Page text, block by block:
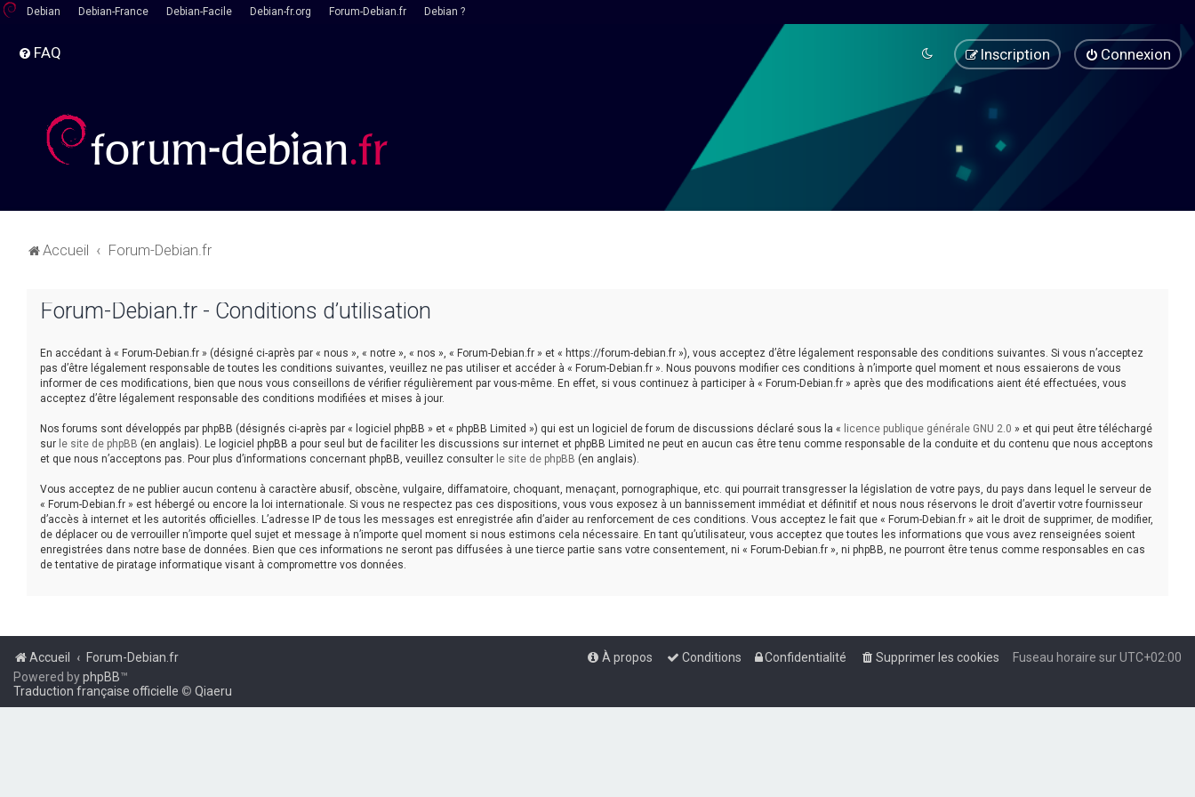
Debian Debian-France Debian-Facile Debian-fr.org Forum-Debian.fr Debian ?
FAQ Connexion
Inscription
Accueil Forum-Debian.fr
Forum-Debian.fr - Conditions d’utilisation
En accédant à « Forum-Debian.fr » (désigné ci-après par « nous », « notre », « nos », « Forum-Debian.fr » et « https://forum-debian.fr »), vous acceptez d’être légalement responsable des conditions suivantes. Si vous n’acceptez
pas d’être légalement responsable de toutes les conditions suivantes, veuillez ne pas utiliser et accéder à « Forum-Debian.fr ». Nous pouvons modifier ces conditions à n’importe quel moment et nous essaierons de vous
informer de ces modifications, bien que nous vous conseillons de vérifier régulièrement par vous-même. En effet, si vous continuez à participer à « Forum-Debian.fr » après que des modifications aient été effectuées, vous
acceptez d’être légalement responsable des conditions modifiées et mises à jour.
Nos forums sont développés par phpBB (désignés ci-après par « logiciel phpBB » et « phpBB Limited ») qui est un logiciel de forum de discussions déclaré sous la « licence publique générale GNU 2.0 » et qui peut être téléchargé
sur le site de phpBB (en anglais). Le logiciel phpBB a pour seul but de faciliter les discussions sur internet et phpBB Limited ne peut en aucun cas être tenu comme responsable de la conduite et du contenu que nous acceptons
et que nous n’acceptons pas. Pour plus d’informations concernant phpBB, veuillez consulter le site de phpBB (en anglais).
Vous acceptez de ne publier aucun contenu à caractère abusif, obscène, vulgaire, diffamatoire, choquant, menaçant, pornographique, etc. qui pourrait transgresser la législation de votre pays, du pays dans lequel le serveur de
« Forum-Debian.fr » est hébergé ou encore la loi internationale. Si vous ne respectez pas ces dispositions, vous vous exposez à un bannissement immédiat et définitif et nous nous réservons le droit d’avertir votre fournisseur
d’accès à internet et les autorités officielles. L’adresse IP de tous les messages est enregistrée afin d’aider au renforcement de ces conditions. Vous acceptez le fait que « Forum-Debian.fr » ait le droit de supprimer, de modifier,
de déplacer ou de verrouiller n’importe quel sujet et message à n’importe quel moment si nous estimons cela nécessaire. En tant qu’utilisateur, vous acceptez que toutes les informations que vous avez renseignées soient
enregistrées dans notre base de données. Bien que ces informations ne seront pas diffusées à une tierce partie sans votre consentement, ni « Forum-Debian.fr », ni phpBB, ne pourront être tenus comme responsables en cas
de tentative de piratage informatique visant à compromettre vos données.
Accueil Forum-Debian.fr Fuseau horaire surUTC+02:00
Supprimer les cookies
Confidentialité
Conditions
À propos
Powered byphpBB™
Traduction française officielle © Qiaeru